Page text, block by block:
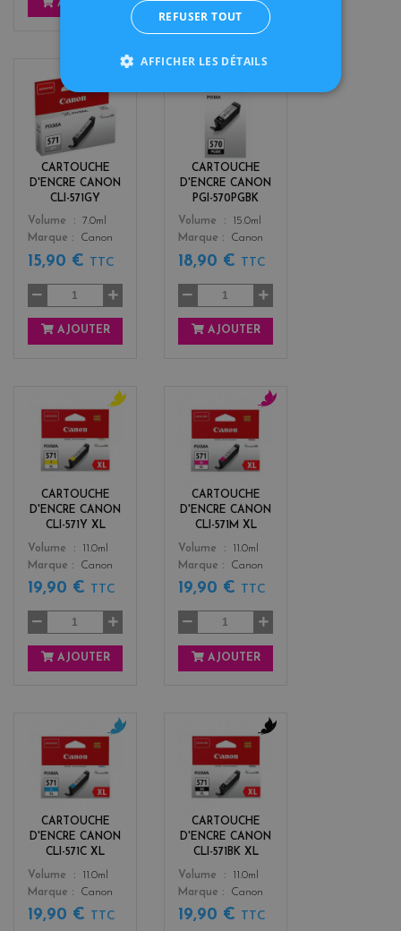
AJOUTER AJOUTER
CARTOUCHE
D'ENCRE CANON
CLI-571GY
Color
g
r
s
Volume
7.0ml
Marque
Canon
15,90 € TTC
AJOUTER
CARTOUCHE
D'ENCRE CANON
PGI-570PGBK
Color
b
k
Volume
15.0ml
Marque
Canon
18,90 € TTC
AJOUTER
CARTOUCHE
D'ENCRE CANON
CLI-571Y XL
Color
e
l
o
w
Volume
11.0ml
Marque
Canon
19,90 € TTC
AJOUTER
CARTOUCHE
D'ENCRE CANON
CLI-571M XL
Color
e
n
t
Volume
11.0ml
Marque
Canon
19,90 € TTC
AJOUTER
CARTOUCHE
D'ENCRE CANON
CLI-571C XL
Color
n
Volume
11.0ml
Marque
Canon
19,90 € TTC
CARTOUCHE
D'ENCRE CANON
CLI-571BK XL
Color
l
c
k
Volume
11.0ml
Marque
Canon
19,90 € TTC
REFUSER TOUT
AFFICHER LES DÉTAILS